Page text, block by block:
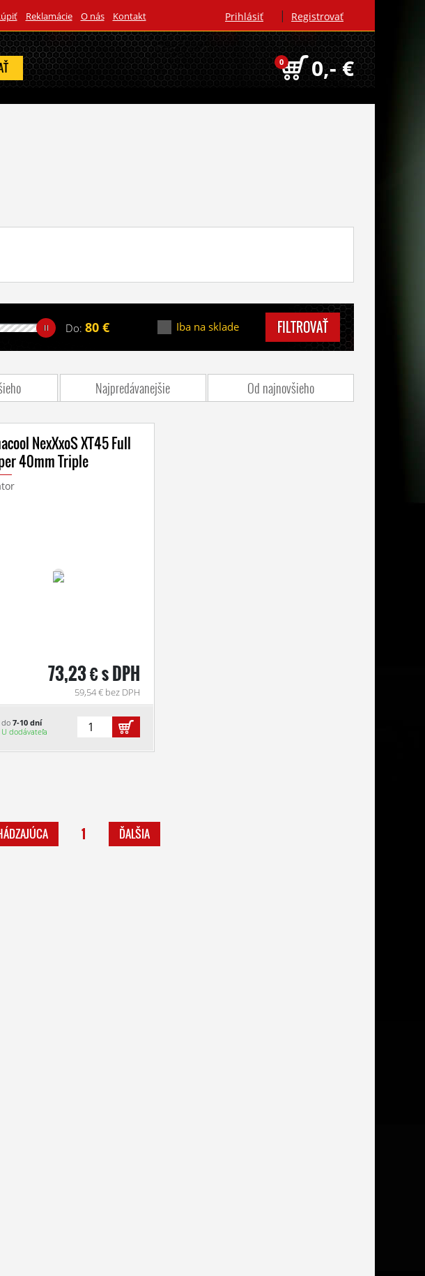
Reklamácie O nás Kontakt Prihlásiť | Registrovať
0 0,- €
Do: 80 € Iba na sklade FILTROVAŤ
Najpredávanejšie Od najnovšieho
NexXxoS XT45 Full
40mm Triple
73,23 € s DPH
59,54 € bez DPH
do7-10 dní
U dodávateľa
1 ĎALŠIA